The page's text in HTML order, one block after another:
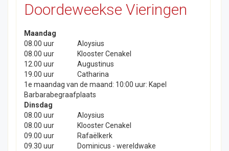
Doordeweekse Vieringen
Maandag
08.00 uur
Aloysius
08.00 uur
Klooster Cenakel
12.00 uur
Augustinus
19.00 uur
Catharina
1e maandag van de maand: 10:00 uur: Kapel
Barbarabegraafplaats
Dinsdag
08.00 uur
Aloysius
08.00 uur
Klooster Cenakel
09.00 uur
Rafaëlkerk
09.30 uur
Dominicus - wereldwake